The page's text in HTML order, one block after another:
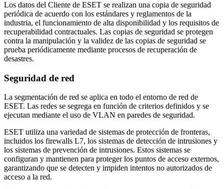
Los datos del Cliente de ESET se realizan una copia de seguridad
periódica de acuerdo con los estándares y reglamentos de la
industria, el funcionamiento de alta disponibilidad y los requisitos de
recuperabilidad contractuales. Las copias de seguridad se protegen
contra la manipulación y la validez de las copias de seguridad se
prueba periódicamente mediante procesos de recuperación de
desastres.
Seguridad de red
La segmentación de red se aplica en todo el entorno de red de
ESET. Las redes se segrega en función de criterios definidos y se
ejecutan mediante el uso de VLAN en paredes de seguridad.
ESET utiliza una variedad de sistemas de protección de fronteras,
incluidos los firewalls L7, los sistemas de detección de intrusiones y
los sistemas de prevención de intrusiones. Estos sistemas se
configuran y mantienen para proteger los puntos de acceso externos,
garantizando que se detecten y impiden intentos no autorizados de
acceso a la red.